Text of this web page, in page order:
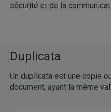
sécurité et de la
Duplicata
Un duplicata est une copie
document, ayant la même